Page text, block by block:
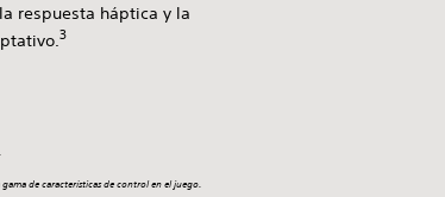
respuesta háptica y la
3
de características de control en el juego.